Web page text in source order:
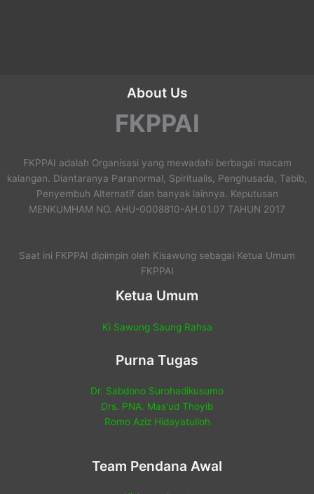
About Us
FKPPAI
FKPPAI adalah Organisasi yang mewadahi berbagai macam
kalangan. Diantaranya Paranormal, Spiritualis, Penghusada, Tabib,
Penyembuh Alternatif dan banyak lainnya. Keputusan
MENKUMHAM NO. AHU-0008810-AH.01.07 TAHUN 2017
Saat ini FKPPAI dipimpin oleh Kisawung sebagai Ketua Umum
FKPPAI
Ketua Umum
Ki Sawung Saung Rahsa
Purna Tugas
Dr. Sabdono Surohadikusumo
Drs. PNA. Mas'ud Thoyib
Romo Aziz Hidayatulloh
Team Pendana Awal